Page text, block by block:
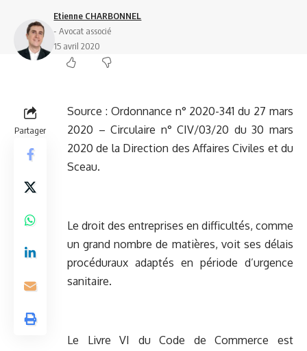
Etienne CHARBONNEL
- Avocat associé
15 avril 2020
Partager
Source : Ordonnance n° 2020-341 du 27 mars
2020 –Circulaire n° CIV/03/20 du 30 mars
2020 de la Direction des Affaires Civiles et du
Sceau.
Le droit des entreprises en difficultés, comme
un grand nombre de matières, voit ses délais
procéduraux adaptés en période d’urgence
sanitaire.
Le Livre VI du Code de Commerce est